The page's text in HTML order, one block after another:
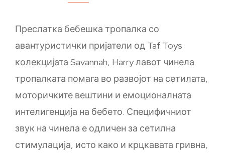
Преслатка бебешка тропалка со
авантуристички пријатели од Taf Toys
колекцијата Savannah, Harry лавот чинела
тропалката помага во развојот на сетилата,
моторичките вештини и емоционалната
интелигенција на бебето. Специфичниот
звук на чинела е одличен за сетилна
стимулација, исто како и крцкавата гривна,